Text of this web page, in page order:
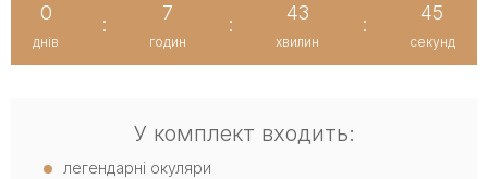
0
днів
:
7
годин
:
43
хвилин
:
45
секунд
У комплект входить:
легендарні окуляри